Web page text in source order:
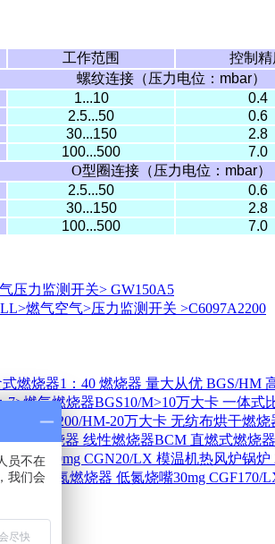
工作范围 控制精
螺纹连接（压力电位： mbar）
1...10 0.4
2.5...50 0.6
30...150 2.8
100...500 7.0
O型圈连接（压力电位： mbar）
2.5...50 0.6
30...150 2.8
100...500 7.0
压力监测开关> GW150A5
燃气空气>压力监测开关 >C6097A2200
BGS/HM
一体式
线性燃烧器BCM 直燃式燃烧器
员不在
我们会